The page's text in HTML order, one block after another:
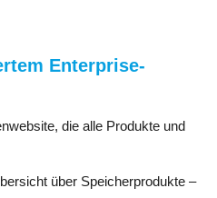
Enterprise-
die alle Produkte und
über Speicherprodukte –